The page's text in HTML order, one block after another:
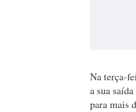
Na terça-
a sua
para mais